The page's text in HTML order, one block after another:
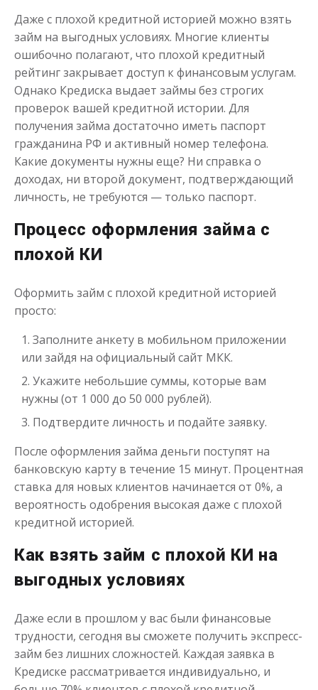
Даже с плохой кредитной историей можно взять
займ на выгодных условиях. Многие клиенты
ошибочно полагают, что плохой кредитный
рейтинг закрывает доступ к финансовым услугам.
Однако Кредиска выдает займы без строгих
проверок вашей кредитной истории. Для
получения займа достаточно иметь паспорт
гражданина РФ и активный номер телефона.
Какие документы нужны еще? Ни справка о
доходах, ни второй документ, подтверждающий
личность, не требуются — только паспорт.
Процесс оформления займа с
плохой КИ
Оформить займ с плохой кредитной историей
просто:
Заполните анкету в мобильном приложении
или зайдя на официальный сайт МКК.
Укажите небольшие суммы, которые вам
нужны (от 1 000 до 50 000 рублей).
Подтвердите личность и подайте заявку.
После оформления займа деньги поступят на
банковскую карту в течение 15 минут. Процентная
ставка для новых клиентов начинается от 0%, а
вероятность одобрения высокая даже с плохой
кредитной историей.
Как взять займ с плохой КИ на
выгодных условиях
Даже если в прошлом у вас были финансовые
трудности, сегодня вы сможете получить экспресс-
займ без лишних сложностей. Каждая заявка в
Кредиске рассматривается индивидуально, и